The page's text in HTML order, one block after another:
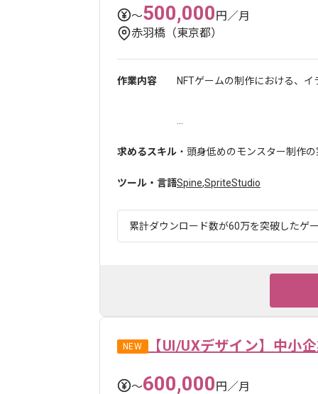
〜500,000円／月
赤羽橋（東京都）
作業内容 NFTゲームの制作における、
求めるスキル ・頭身低めのモンスター制作
ツール・言語Spine,SpriteStudio
累計ダウンロード数が60万を突破したゲ
NEW 【UI/UXデザイン】中小
〜600,000円／月